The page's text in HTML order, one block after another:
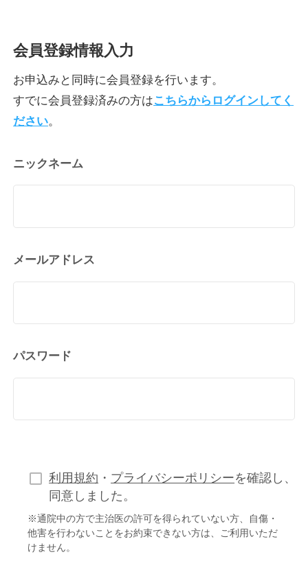
会員登録情報入力
お申込みと同時に会員登録を行います。
すでに会員登録済みの方はこちらからログインしてく
ださい。
ニックネーム
メールアドレス
パスワード
利用規約 ・ プライバシーポリシーを確認し、
同意しました。
※通院中の方で主治医の許可を得られていない方、自傷・
他害を行わないことをお約束できない方は、ご利用いただ
けません。